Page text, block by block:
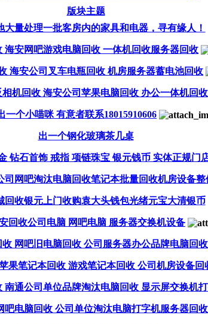
版块主题
大量处理一批客房内的家具和电器，寻有缘人！
海安网吧游戏电脑回收 一体机回收服务器回收
海安公司叉车电瓶回收 机房服务器蓄电池回收
机回收 海安公司苹果电脑回收 办公一体机回收
一个小喵咪 有意者联系18015910606
出一个钢化玻璃茶几桌
钻石首饰 戒指 项链珠宝 银元钱币 实体正规门
司网吧淘汰电脑回收笔记本批量回收机房设备整
回收银元上门收购袁大头钱包光绪元宝大清银币
回收公司电脑 网吧电脑 服务器交换机设备
网吧旧电脑回收 公司服务器办公品牌电脑回收
果笔记本回收 游戏笔记本回收 公司机房设备回
南通公司单位品牌淘汰电脑回收 显示屏交换机
吧电脑回收 公司单位淘汰电脑打字机服务器回收